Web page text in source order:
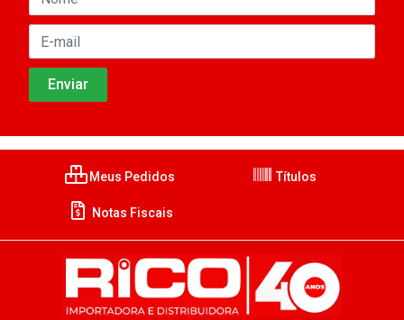
Meus Pedidos Títulos
Notas Fiscais